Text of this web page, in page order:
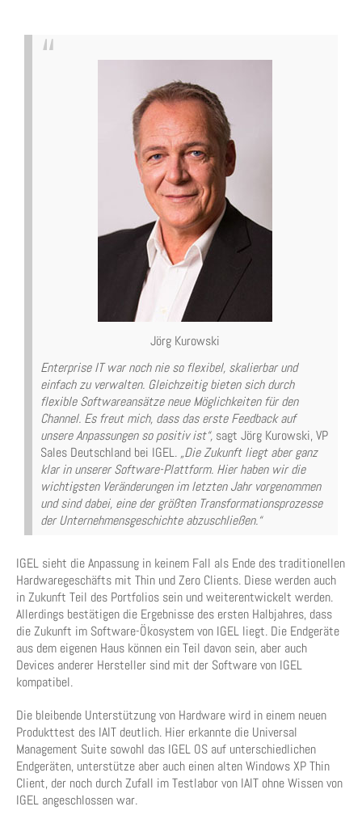
Jörg Kurowski
Enterprise IT war noch nie so flexibel, skalierbar und
einfach zu verwalten. Gleichzeitig bieten sich durch
flexible Softwareansätze neue Möglichkeiten für den
Channel. Es freut mich, dass das erste Feedback auf
unsere Anpassungen so positiv ist“, sagt Jörg Kurowski, VP
Sales Deutschland bei IGEL. „Die Zukunft liegt aber ganz
klar in unserer Software-Plattform. Hier haben wir die
wichtigsten Veränderungen im letzten Jahr vorgenommen
und sind dabei, eine der größten Transformationsprozesse
der Unternehmensgeschichte abzuschließen.“
IGEL sieht die Anpassung in keinem Fall als Ende des traditionellen
Hardwaregeschäfts mit Thin und Zero Clients. Diese werden auch
in Zukunft Teil des Portfolios sein und weiterentwickelt werden.
Allerdings bestätigen die Ergebnisse des ersten Halbjahres, dass
die Zukunft im Software-Ökosystem von IGEL liegt. Die Endgeräte
aus dem eigenen Haus können ein Teil davon sein, aber auch
Devices anderer Hersteller sind mit der Software von IGEL
kompatibel.
Die bleibende Unterstützung von Hardware wird in einem neuen
Produkttest des IAIT deutlich. Hier erkannte die Universal
Management Suite sowohl das IGEL OS auf unterschiedlichen
Endgeräten, unterstütze aber auch einen alten Windows XP Thin
Client, der noch durch Zufall im Testlabor von IAIT ohne Wissen von
IGEL angeschlossen war.